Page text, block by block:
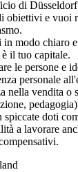
di
obiettivi e vuoi
in modo chiaro
il tuo capitale.
le persone e
personale
nella vendita o
spiccate doti
a lavorare